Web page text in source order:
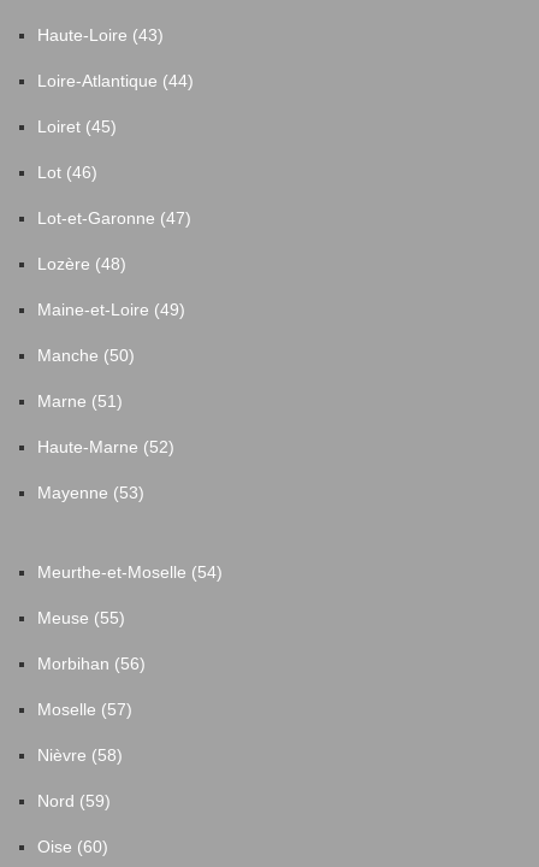
Haute-Loire (43)
Loire-Atlantique (44)
Loiret (45)
Lot (46)
Lot-et-Garonne (47)
Lozère (48)
Maine-et-Loire (49)
Manche (50)
Marne (51)
Haute-Marne (52)
Mayenne (53)
Meurthe-et-Moselle (54)
Meuse (55)
Morbihan (56)
Moselle (57)
Nièvre (58)
Nord (59)
Oise (60)